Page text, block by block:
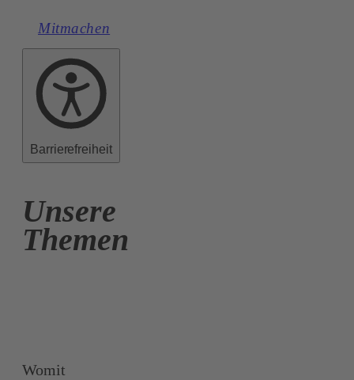
Mitmachen
Barrierefreiheit
Unsere
Themen
Womit